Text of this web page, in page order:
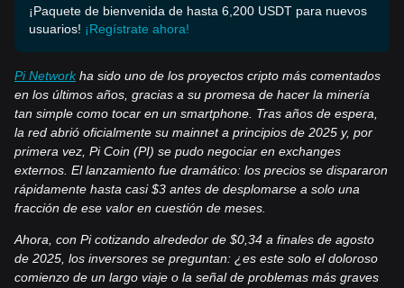
¡Paquete de bienvenida de hasta 6,200 USDT para nuevos
usuarios! ¡Regístrate ahora!
Pi Network ha sido uno de los proyectos cripto más comentados
en los últimos años, gracias a su promesa de hacer la minería
tan simple como tocar en un smartphone. Tras años de espera,
la red abrió oficialmente su mainnet a principios de 2025 y, por
primera vez, Pi Coin (PI) se pudo negociar en exchanges
externos. El lanzamiento fue dramático: los precios se dispararon
rápidamente hasta casi $3 antes de desplomarse a solo una
fracción de ese valor en cuestión de meses.
Ahora, con Pi cotizando alrededor de $0,34 a finales de agosto
de 2025, los inversores se preguntan: ¿es este solo el doloroso
comienzo de un largo viaje o la señal de problemas más graves